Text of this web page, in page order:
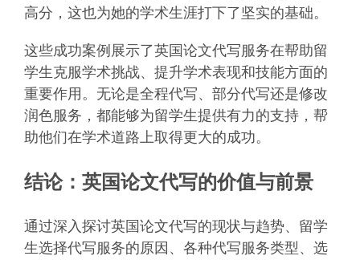
高分，这也为她的学术生涯打下了坚实的基础。
这些成功案例展示了英国论文代写服务在帮助留
学生克服学术挑战、提升学术表现和技能方面的
重要作用。无论是全程代写、部分代写还是修改
润色服务，都能够为留学生提供有力的支持，帮
助他们在学术道路上取得更大的成功。
结论：英国论文代写的价值与前景
通过深入探讨英国论文代写的现状与趋势、留学
生选择代写服务的原因、各种代写服务类型、选